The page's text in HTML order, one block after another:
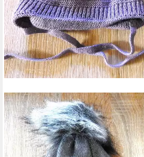
WEGENER
Mütze & Schal Glitzy
17,95 €
(1,00 €/ 1 Stk)